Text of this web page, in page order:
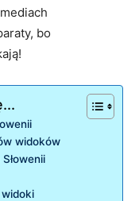
bo
widoków